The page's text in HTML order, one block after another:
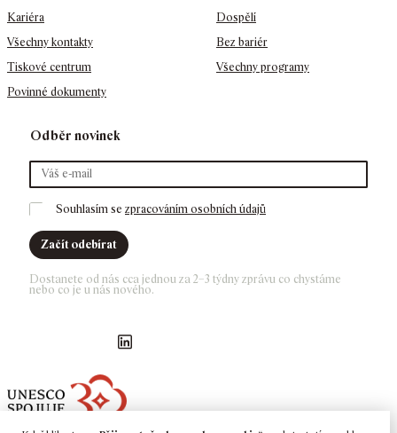
Kariéra
Všechny kontakty
Tiskové centrum
Povinné dokumenty
Dospělí
Bez bariér
Všechny programy
Odběr novinek
Souhlasím se zpracováním osobních údajů
Začít odebírat
Dostanete od nás cca jednou za 2–3 týdny zprávu co chystáme
nebo co je u nás nového.
GASK InstagramGASK YouTube kanál